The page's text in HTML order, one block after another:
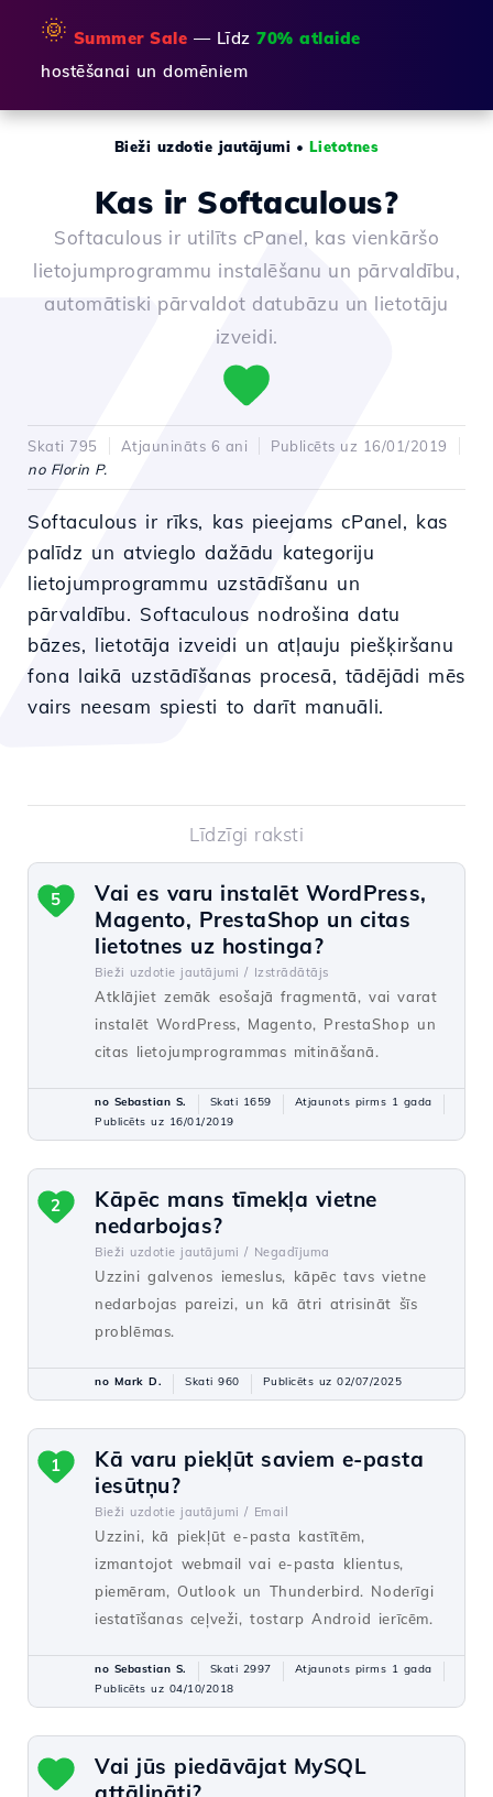
🌞 Summer Sale — Līdz 70% atlaide
hostēšanai un domēniem
Bieži uzdotie jautājumi • Lietotnes
Kas ir Softaculous?
Softaculous ir utilīts cPanel, kas vienkāršo
lietojumprogrammu instalēšanu un pārvaldību,
automātiski pārvaldot datubāzu un lietotāju
izveidi.
Skati 795 Atjaunināts 6 ani
Publicēts uz 16/01/2019
no Florin P.
Softaculous ir rīks, kas pieejams cPanel, kas
palīdz un atvieglo dažādu kategoriju
lietojumprogrammu uzstādīšanu un
pārvaldību. Softaculous nodrošina datu
bāzes, lietotāja izveidi un atļauju piešķiršanu
fona laikā uzstādīšanas procesā, tādējādi mēs
vairs neesam spiesti to darīt manuāli.
Līdzīgi raksti
Vai es varu instalēt WordPress,
Magento, PrestaShop un citas
lietotnes uz hostinga?
Bieži uzdotie jautājumi / Izstrādātājs
Atklājiet zemāk esošajā fragmentā, vai varat
instalēt WordPress, Magento, PrestaShop un
citas lietojumprogrammas mitināšanā.
5
no Sebastian S. Skati 1659
Atjaunots pirms 1 gada
Publicēts uz 16/01/2019
Kāpēc mans tīmekļa vietne
nedarbojas?
Bieži uzdotie jautājumi / Negadījuma
Uzzini galvenos iemeslus, kāpēc tavs vietne
nedarbojas pareizi, un kā ātri atrisināt šīs
problēmas.
2
no Mark D. Skati 960 Publicēts uz 02/07/2025
Kā varu piekļūt saviem e-pasta
iesūtņu?
Bieži uzdotie jautājumi / Email
Uzzini, kā piekļūt e-pasta kastītēm,
izmantojot webmail vai e-pasta klientus,
piemēram, Outlook un Thunderbird. Noderīgi
iestatīšanas ceļveži, tostarp Android ierīcēm.
1
no Sebastian S. Skati 2997
Atjaunots pirms 1 gada
Publicēts uz 04/10/2018
Vai jūs piedāvājat MySQL